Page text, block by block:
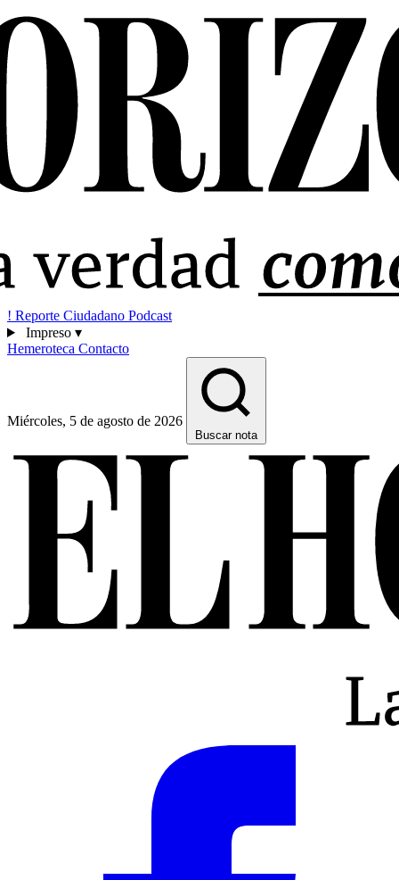
! Reporte Ciudadano Podcast
Impreso ▾
Hemeroteca Contacto
Miércoles, 5 de agosto de 2026
Buscar nota